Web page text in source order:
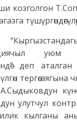
козголгон
уюм
деп
тергөө
улутчул
кылганы